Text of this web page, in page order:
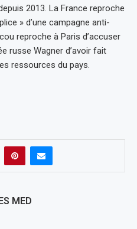
2013. La France reproche
» d’une campagne anti-
reproche à Paris d’accuser
russe Wagner d’avoir fait
ressources du pays.
MED